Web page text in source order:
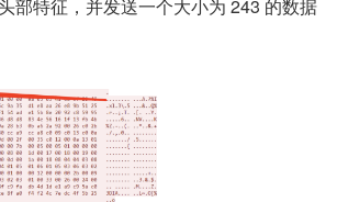
部特征，并发送一个大小为 243 的数据